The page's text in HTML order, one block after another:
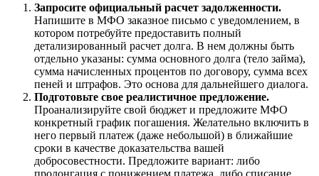
Запросите официальный расчет задолженности.
Напишите в МФО заказное письмо с уведомлением, в
котором потребуйте предоставить полный
детализированный расчет долга. В нем должны быть
отдельно указаны: сумма основного долга (тело займа),
сумма начисленных процентов по договору, сумма всех
пеней и штрафов. Это основа для дальнейшего диалога.
Подготовьте свое реалистичное предложение.
Проанализируйте свой бюджет и предложите МФО
конкретный график погашения. Желательно включить в
него первый платеж (даже небольшой) в ближайшие
сроки в качестве доказательства вашей
добросовестности. Предложите вариант: либо
пролонгация с понижением платежа, либо списание